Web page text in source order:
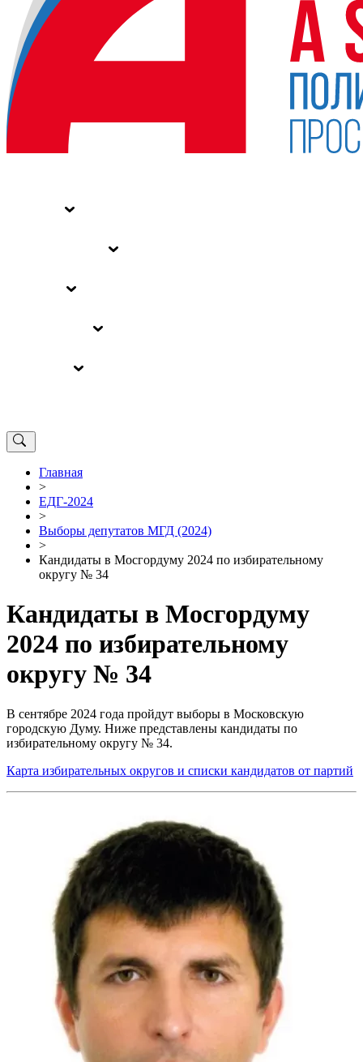
Главная
>
ЕДГ-2024
>
Выборы депутатов МГД (2024)
>
Кандидаты в Мосгордуму 2024 по избирательному
округу № 34
Кандидаты в Мосгордуму
2024 по избирательному
округу № 34
В сентябре 2024 года пройдут выборы в Московскую
городскую Думу. Ниже представлены кандидаты по
избирательному округу № 34.
Карта избирательных округов и списки кандидатов от партий